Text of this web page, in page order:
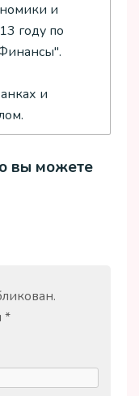
и
году по
и
вы можете
*